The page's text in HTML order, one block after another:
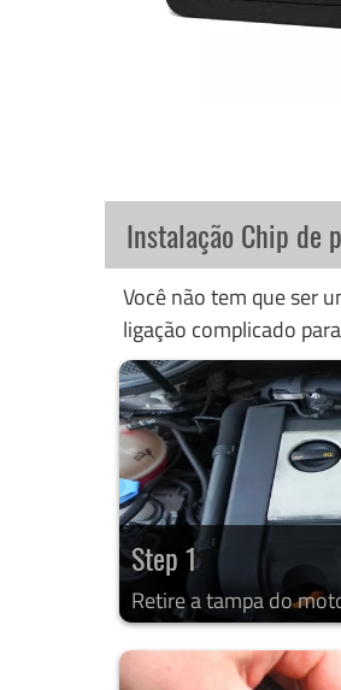
Instalação Chip de
Você não tem que ser
ligação complicado
Step 1
Retire a tampa do